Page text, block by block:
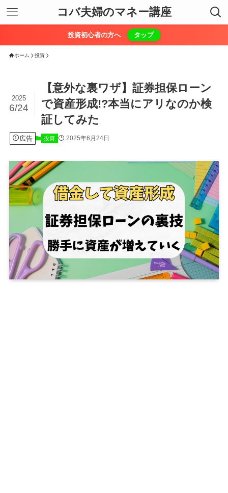
コバ夫婦のマネー講座
投資初心者の方へ タップ
ホーム 投資
【意外な裏ワザ】証券担保ローン
で資産形成!?本当にアリなのか検
証してみた
2025
6/24
広告 投資 2025年6月24日